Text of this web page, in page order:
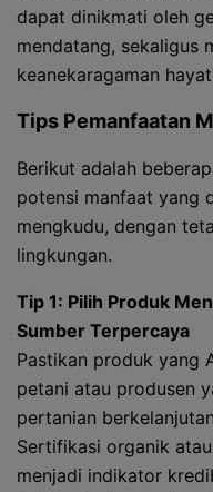
dapat dinikmati oleh
mendatang, sekaligus
keanekaragaman
Tips Pemanfaatan
Berikut adalah
potensi manfaat yang
mengkudu, dengan
lingkungan.
Tip 1: Pilih Produk
Sumber Terpercaya
Pastikan produk yang
petani atau produsen
pertanian
Sertifikasi organik
menjadi indikator